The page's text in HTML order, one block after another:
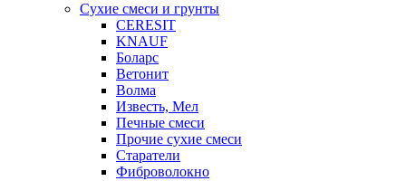
Сухие смеси и грунты
CERESIT
KNAUF
Боларс
Ветонит
Волма
Известь, Мел
Печные смеси
Прочие сухие смеси
Старатели
Фиброволокно